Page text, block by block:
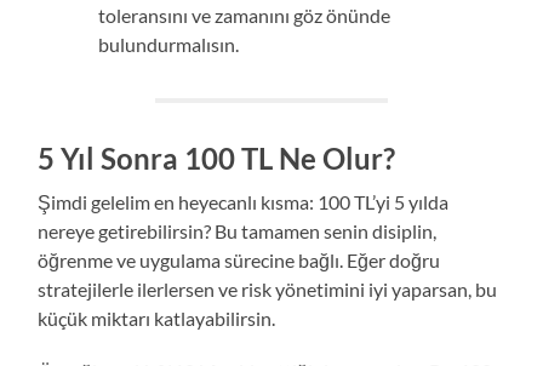
toleransını ve zamanını göz önünde
bulundurmalısın.
5 Yıl Sonra 100 TL Ne Olur?
Şimdi gelelim en heyecanlı kısma: 100 TL’yi 5 yılda
nereye getirebilirsin? Bu tamamen senin disiplin,
öğrenme ve uygulama sürecine bağlı. Eğer doğru
stratejilerle ilerlersen ve risk yönetimini iyi yaparsan, bu
küçük miktarı katlayabilirsin.